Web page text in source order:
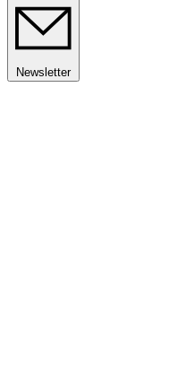
Newsletter